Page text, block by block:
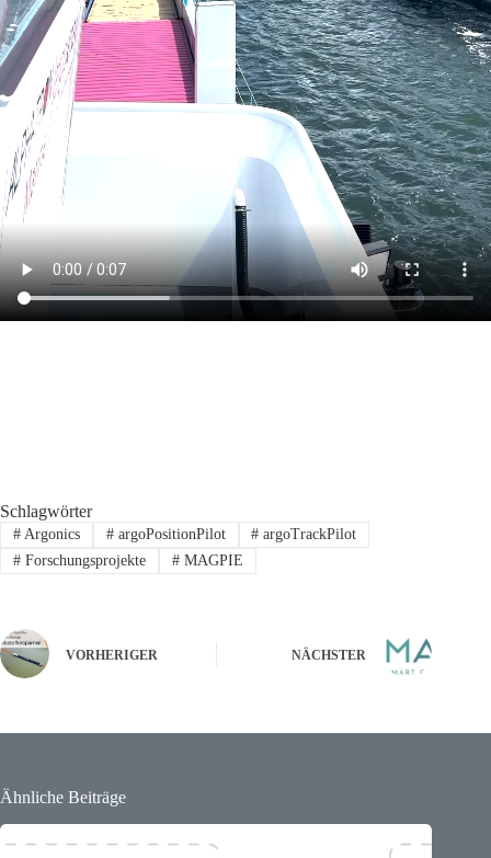
Schlagwörter
#Argonics #argoPositionPilot # argoTrackPilot
#Forschungsprojekte #MAGPIE
VORHERIGER NÄCHSTER
Ähnliche Beiträge